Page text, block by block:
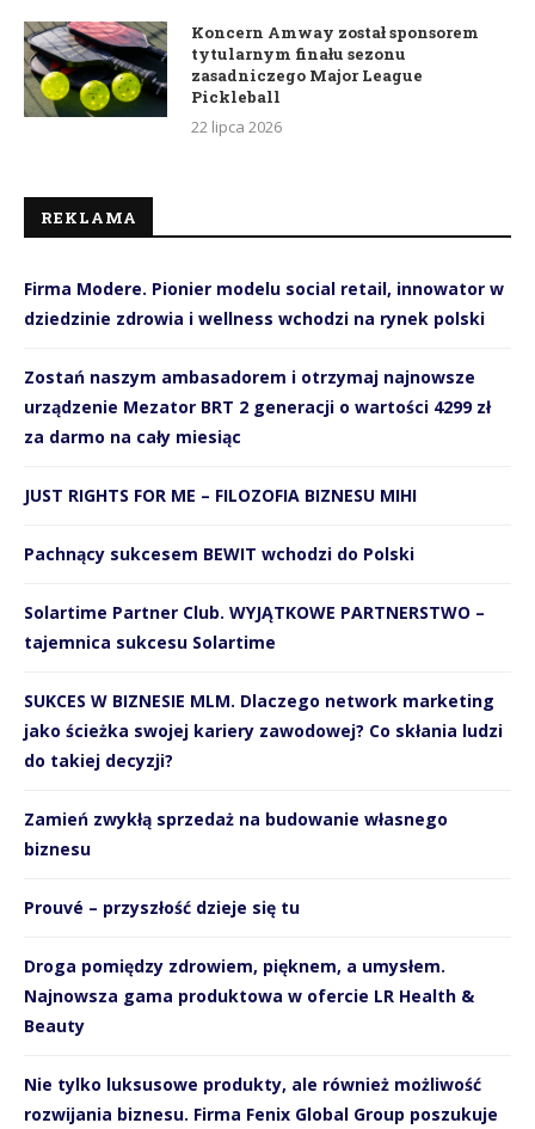
Koncern Amway został sponsorem
tytularnym finału sezonu
zasadniczego Major League
Pickleball
22 lipca 2026
REKLAMA
Firma Modere. Pionier modelu social retail, innowator w
dziedzinie zdrowia i wellness wchodzi na rynek polski
Zostań naszym ambasadorem i otrzymaj najnowsze
urządzenie Mezator BRT 2 generacji o wartości 4299 zł
za darmo na cały miesiąc
JUST RIGHTS FOR ME – FILOZOFIA BIZNESU MIHI
Pachnący sukcesem BEWIT wchodzi do Polski
Solartime Partner Club. WYJĄTKOWE PARTNERSTWO –
tajemnica sukcesu Solartime
SUKCES W BIZNESIE MLM. Dlaczego network marketing
jako ścieżka swojej kariery zawodowej? Co skłania ludzi
do takiej decyzji?
Zamień zwykłą sprzedaż na budowanie własnego
biznesu
Prouvé – przyszłość dzieje się tu
Droga pomiędzy zdrowiem, pięknem, a umysłem.
Najnowsza gama produktowa w ofercie LR Health &
Beauty
Nie tylko luksusowe produkty, ale również możliwość
rozwijania biznesu. Firma Fenix Global Group poszukuje